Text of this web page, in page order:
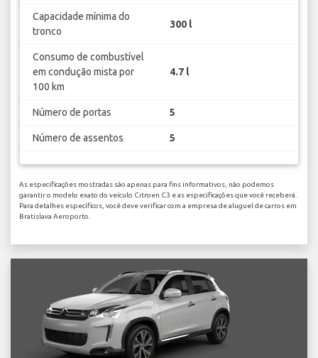
Capacidade mínima do
tronco
300 l
Consumo de combustível
em condução mista por
100 km
4.7 l
Número de portas 5
Número de assentos 5
As especificações mostradas são apenas para fins informativos, não podemos
garantir o modelo exato do veículo Citroen C3 e as especificações que você receberá.
Para detalhes específicos, você deve verificar com a empresa de aluguel de carros em
Bratislava Aeroporto.